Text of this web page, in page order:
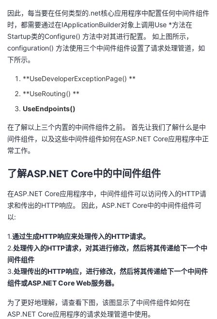
因此，每当要在任何类型的.net核心应用程序中配置任何中间件组件
时，都需要通过在IApplicationBuilder对象上调用Use *方法在
Startup类的Configure() 方法中对其进行配置。 如上图所示，
configuration() 方法使用三个中间件组件设置了请求处理管道，如
下所示。
**UseDeveloperExceptionPage() **
**UseRouting() **
UseEndpoints()
在了解以上三个内置的中间件组件之前。 首先让我们了解什么是中
间件组件， 以及这些中间件组件如何在ASP.NET Core应用程序中正
常工作。
了解ASP.NET Core中的中间件组件
在ASP.NET Core应用程序中，中间件组件可以访问传入的HTTP请
求和传出的HTTP响应。 因此， ASP.NET Core中的中间件组件可
以:
1.通过生成HTTP响应来处理传入的HTTP请求。
2.处理传入的HTTP请求，对其进行修改，然后将其传递给下一个中
间件组件
3.处理传出的HTTP响应，进行修改， 然后将其传递给下一个中间件
组件或ASP.NETCore Web服务器。
为了更好地理解，请查看下图， 该图显示了中间件组件如何在
ASP.NET Core应用程序的请求处理管道中使用。